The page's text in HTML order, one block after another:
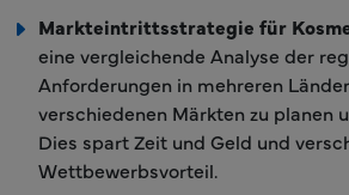
Markteintrittsstrategie für
eine vergleichende Analyse der
Anforderungen in mehreren
verschiedenen Märkten zu planen
Dies spart Zeit und Geld und
Wettbewerbsvorteil.